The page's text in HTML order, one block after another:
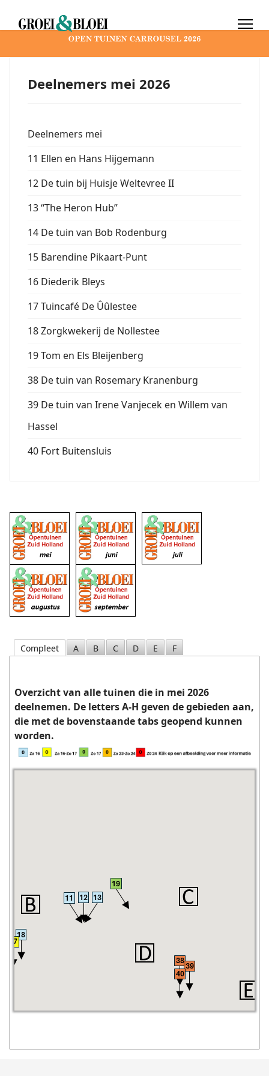
Deelnemers mei 2026
Deelnemers mei
11 Ellen en Hans Hijgemann
12 De tuin bij Huisje Weltevree II
13 “The Heron Hub”
14 De tuin van Bob Rodenburg
15 Barendine Pikaart-Punt
16 Diederik Bleys
17 Tuincafé De Ûûlestee
18 Zorgkwekerij de Nollestee
19 Tom en Els Bleijenberg
38 De tuin van Rosemary Kranenburg
39 De tuin van Irene Vanjecek en Willem van
Hassel
40 Fort Buitensluis
Compleet A B C D E F
Overzicht van alle tuinen die in mei 2026
deelnemen. De letters A-H geven de gebieden aan,
die met de bovenstaande tabs geopend kunnen
worden.